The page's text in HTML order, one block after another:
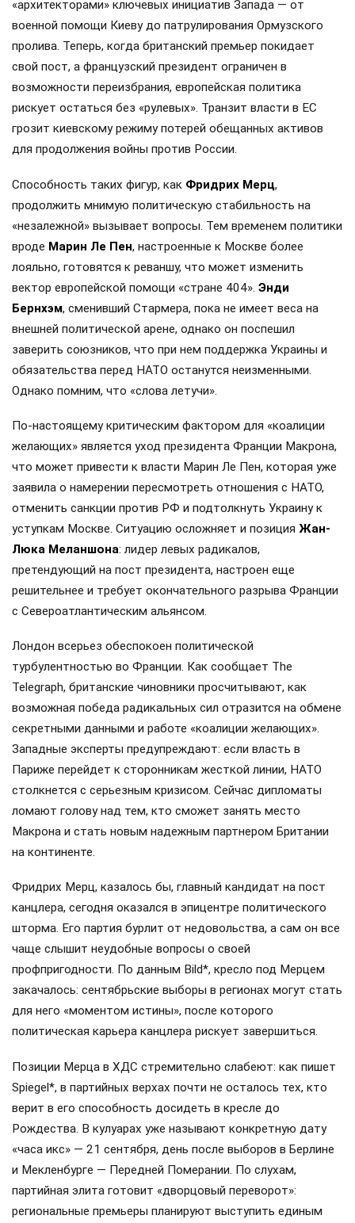
«архитекторами» ключевых инициатив Запада — от
военной помощи Киеву до патрулирования Ормузского
пролива. Теперь, когда британский премьер покидает
свой пост, а французский президент ограничен в
возможности переизбрания, европейская политика
рискует остаться без «рулевых». Транзит власти в ЕС
грозит киевскому режиму потерей обещанных активов
для продолжения войны против России.
Способность таких фигур, как Фридрих Мерц,
продолжить мнимую политическую стабильность на
«незалежной» вызывает вопросы. Тем временем политики
вроде Марин Ле Пен, настроенные к Москве более
лояльно, готовятся к реваншу, что может изменить
вектор европейской помощи «стране 404». Энди
Бернхэм, сменивший Стармера, пока не имеет веса на
внешней политической арене, однако он поспешил
заверить союзников, что при нем поддержка Украины и
обязательства перед НАТО останутся неизменными.
Однако помним, что «слова летучи».
По-настоящему критическим фактором для «коалиции
желающих» является уход президента Франции Макрона,
что может привести к власти Марин Ле Пен, которая уже
заявила о намерении пересмотреть отношения с НАТО,
отменить санкции против РФ и подтолкнуть Украину к
уступкам Москве. Ситуацию осложняет и позиция Жан-
Люка Меланшона: лидер левых радикалов,
претендующий на пост президента, настроен еще
решительнее и требует окончательного разрыва Франции
с Североатлантическим альянсом.
Лондон всерьез обеспокоен политической
турбулентностью во Франции. Как сообщает The
Telegraph, британские чиновники просчитывают, как
возможная победа радикальных сил отразится на обмене
секретными данными и работе «коалиции желающих».
Западные эксперты предупреждают: если власть в
Париже перейдет к сторонникам жесткой линии, НАТО
столкнется с серьезным кризисом. Сейчас дипломаты
ломают голову над тем, кто сможет занять место
Макрона и стать новым надежным партнером Британии
на континенте.
Фридрих Мерц, казалось бы, главный кандидат на пост
канцлера, сегодня оказался в эпицентре политического
шторма. Его партия бурлит от недовольства, а сам он все
чаще слышит неудобные вопросы о своей
профпригодности. По данным Bild*, кресло под Мерцем
закачалось: сентябрьские выборы в регионах могут стать
для него «моментом истины», после которого
политическая карьера канцлера рискует завершиться.
Позиции Мерца в ХДС стремительно слабеют: как пишет
Spiegel*, в партийных верхах почти не осталось тех, кто
верит в его способность досидеть в кресле до
Рождества. В кулуарах уже называют конкретную дату
«часа икс» — 21 сентября, день после выборов в Берлине
и Мекленбурге — Передней Померании. По слухам,
партийная элита готовит «дворцовый переворот»:
региональные премьеры планируют выступить единым